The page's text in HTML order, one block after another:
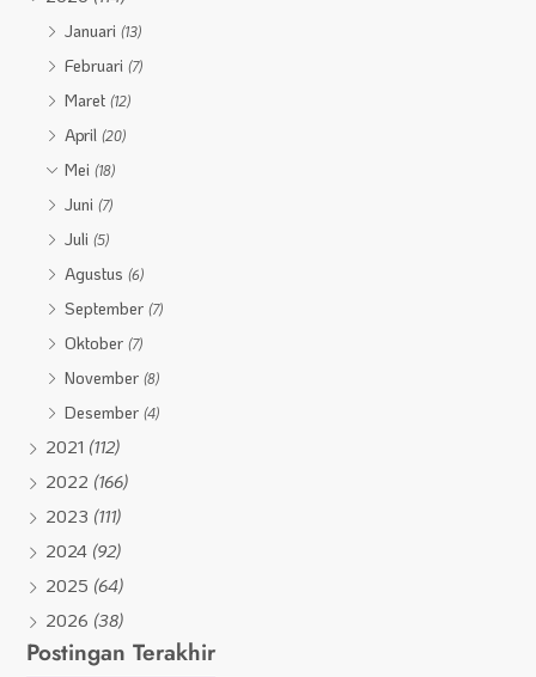
Januari(13)
Februari(7)
Maret(12)
April(20)
Mei(18)
Juni(7)
Juli(5)
Agustus(6)
September(7)
Oktober(7)
November(8)
Desember(4)
2021 (112)
2022 (166)
2023 (111)
2024 (92)
2025 (64)
2026 (38)
Postingan Terakhir